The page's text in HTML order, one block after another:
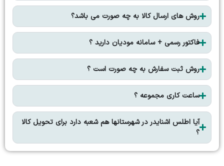
روش های ارسال کالا به چه صورت می باشد؟
فاکتور رسمی + سامانه مودیان دارید ؟
روش ثبت سفارش به چه صورت است ؟
ساعت کاری مجموعه ؟
آیا اطلس اشنایدر در شهرستانها هم شعبه دارد برای تحویل کالا
؟